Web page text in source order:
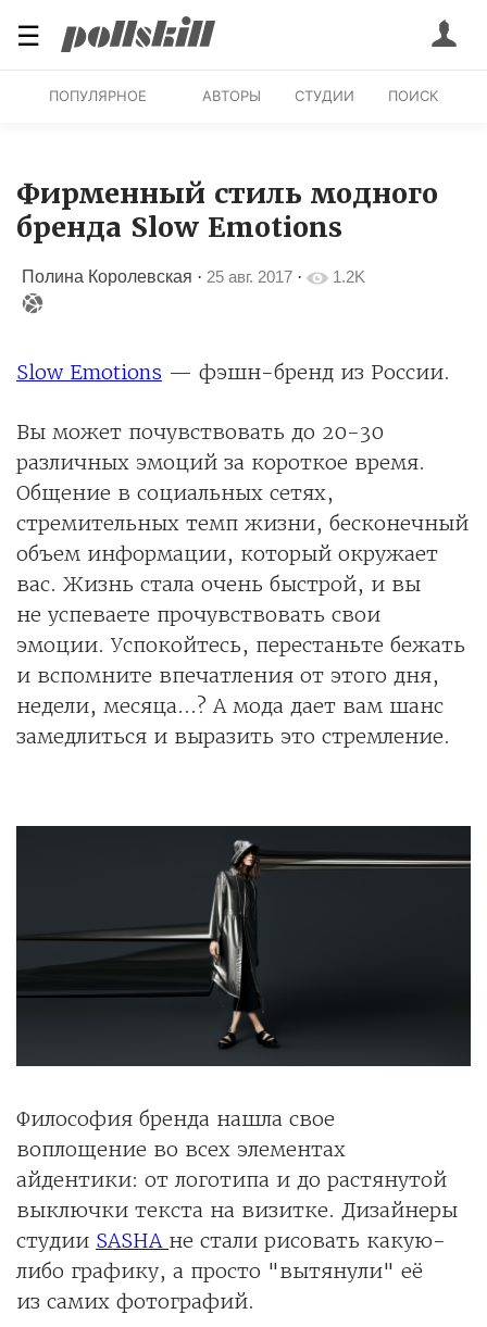
☰
ПОПУЛЯРНОЕ АВТОРЫ СТУДИИ ПОИСК
Фирменный стиль модного
бренда Slow Emotions
Полина Королевская · 25 авг. 2017 · 1.2K
Slow Emotions — фэшн-бренд из России.
Вы может почувствовать до 20-30
различных эмоций за короткое время.
Общение в социальных сетях,
стремительных темп жизни, бесконечный
объем информации, который окружает
вас. Жизнь стала очень быстрой, и вы
не успеваете прочувствовать свои
эмоции. Успокойтесь, перестаньте бежать
и вспомните впечатления от этого дня,
недели, месяца...? А мода дает вам шанс
замедлиться и выразить это стремление.
Философия бренда нашла свое
воплощение во всех элементах
айдентики: от логотипа и до растянутой
выключки текста на визитке. Дизайнеры
студии SASHA не стали рисовать какую-
либо графику, а просто "вытянули" её
из самих фотографий.